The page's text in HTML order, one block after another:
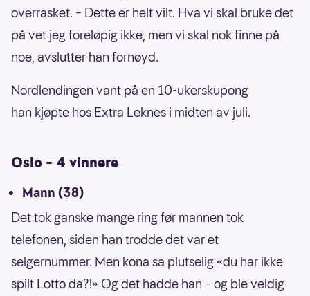
overrasket. – Dette er helt vilt. Hva vi skal bruke det
på vet jeg foreløpig ikke, men vi skal nok finne på
noe, avslutter han fornøyd.
Nordlendingen vant på en 10-ukerskupong
han kjøpte hos Extra Leknes i midten av juli.
Oslo – 4 vinnere
Mann (38)
Det tok ganske mange ring før mannen tok
telefonen, siden han trodde det var et
selgernummer. Men kona sa plutselig «du har ikke
spilt Lotto da?!» Og det hadde han – og ble veldig